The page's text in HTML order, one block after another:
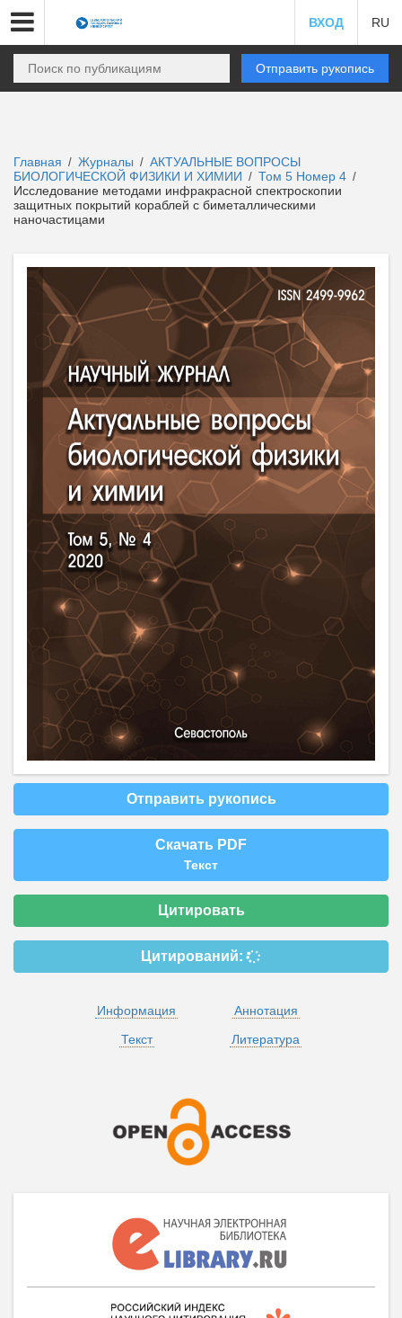
ВХОД RU
Отправить рукопись
Главная / Журналы / АКТУАЛЬНЫЕ ВОПРОСЫ
БИОЛОГИЧЕСКОЙ ФИЗИКИ И ХИМИИ / Том 5 Номер 4 /
Исследование методами инфракрасной спектроскопии
защитных покрытий кораблей с биметаллическими
наночастицами
Отправить рукопись
Скачать PDF
Текст
Цитировать
Цитирований:
Информация
Аннотация
Текст
Литература